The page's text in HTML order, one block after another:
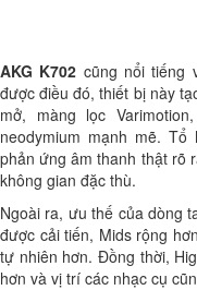
AKG K702 cũng nổi tiếng
được điều đó, thiết bị này
mở, màng lọc
neodymium mạnh mẽ.
phản ứng âm thanh thật rõ
không gian đặc thù.
Ngoài ra, ưu thế của dòng
được cải tiến, Mids rộng
tự nhiên hơn. Đồng thời,
hơn và vị trí các nhạc cụ